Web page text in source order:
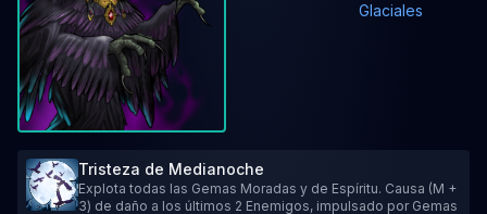
Glaciales
Tristeza de Medianoche
Explota todas las Gemas Moradas y de Espíritu. Causa (M +
3) de daño a los últimos 2 Enemigos, impulsado por Gemas